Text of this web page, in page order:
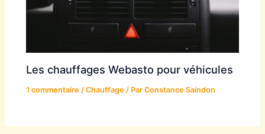
Les chauffages Webasto pour véhicules
1 commentaire /Chauffage / ParConstance Saindon